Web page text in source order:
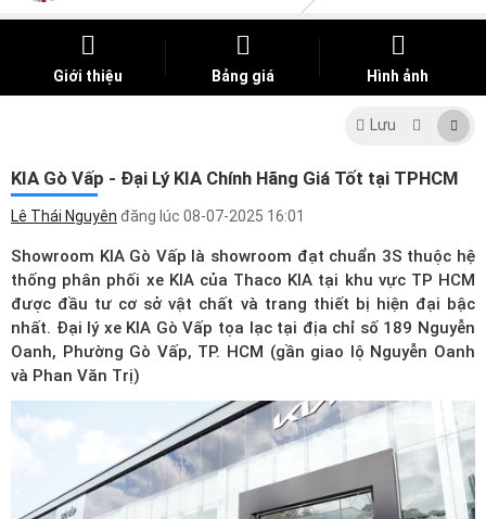
Giới thiệu Bảng giá Hình ảnh
Lưu
KIA Gò Vấp - Đại Lý KIA Chính Hãng Giá Tốt tại TPHCM
Lê Thái Nguyên đăng lúc 08-07-2025 16:01
Showroom KIA Gò Vấp là showroom đạt chuẩn 3S thuộc hệ
thống phân phối xe KIA của Thaco KIA tại khu vực TP HCM
được đầu tư cơ sở vật chất và trang thiết bị hiện đại bậc
nhất. Đại lý xe KIA Gò Vấp tọa lạc tại địa chỉ số 189 Nguyễn
Oanh, Phường Gò Vấp, TP. HCM (gần giao lộ Nguyễn Oanh
và Phan Văn Trị)